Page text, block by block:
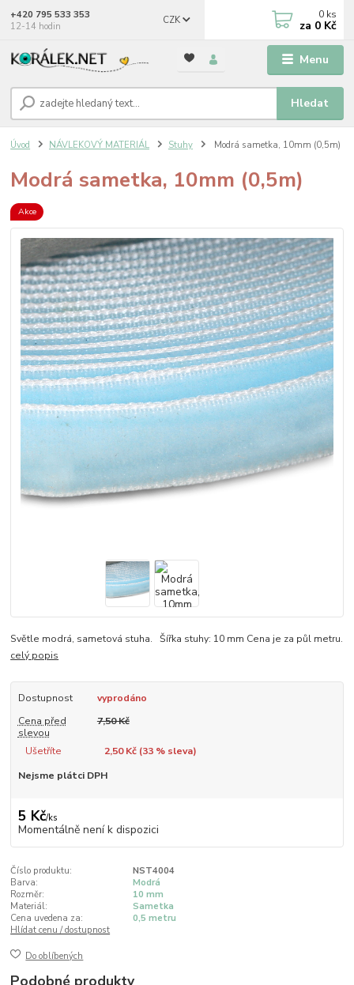
Menu
CZK
Hledat
+420 795 533 353
12-14 hodin
0 ks
za 0 Kč
Úvod NÁVLEKOVÝ MATERIÁL Stuhy Modrá sametka, 10mm (0,5m)
Modrá sametka, 10mm (0,5m)
Akce
Světle modrá, sametová stuha. Šířka stuhy: 10 mm Cena je za půl metru.
celý popis
Dostupnost
vyprodáno
Cena před
slevou
7,50 Kč
Ušetříte 2,50 Kč (33% sleva)
Nejsme plátci DPH
5 Kč/ks
Momentálně není k dispozici
Číslo produktu:
NST4004
Barva:
Modrá
Rozměr:
10 mm
Materiál:
Sametka
Cena uvedena za:
0,5 metru
Hlídat cenu / dostupnost
Do oblíbených
Podobné produkty